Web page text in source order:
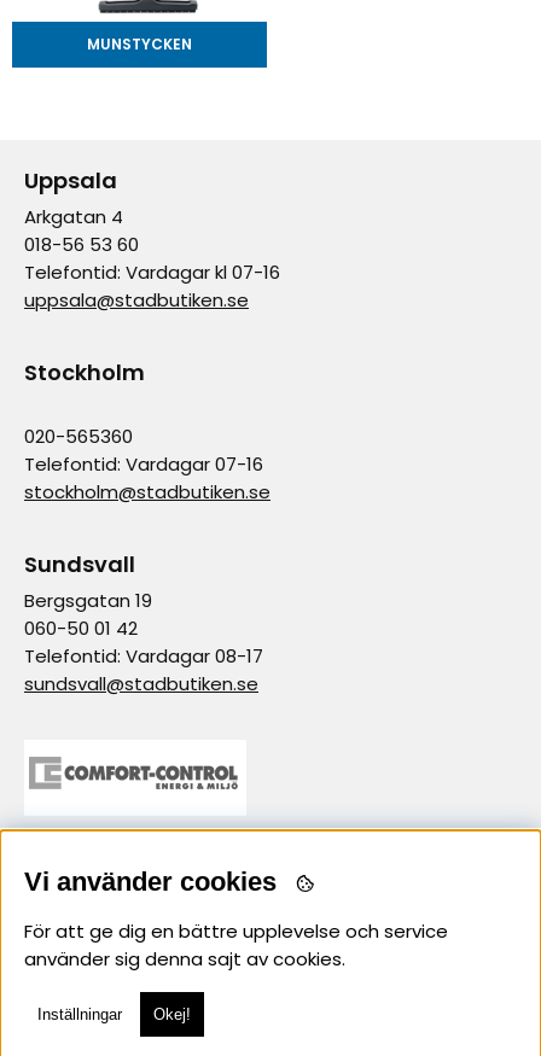
MUNSTYCKEN
Uppsala
Arkgatan 4
018-56 53 60
Telefontid: Vardagar kl 07-16
uppsala@stadbutiken.se
Stockholm
020-565360
Telefontid: Vardagar 07-16
stockholm@stadbutiken.se
Sundsvall
Bergsgatan 19
060-50 01 42
Telefontid: Vardagar 08-17
sundsvall@stadbutiken.se
samarbetspartner
Vi använder cookies
För att ge dig en bättre upplevelse och service
använder sig denna sajt av cookies.
Inställningar Okej!